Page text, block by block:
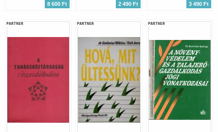
8 600 Ft 2 490 Ft 3 490 Ft
PARTNER PARTNER PARTNER